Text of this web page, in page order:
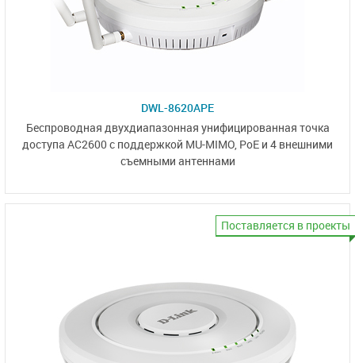
DWL-8620APE
Беспроводная двухдиапазонная унифицированная точка
доступа AC2600 с поддержкой MU-MIMO, PoE и 4 внешними
съемными антеннами
Поставляется в проекты